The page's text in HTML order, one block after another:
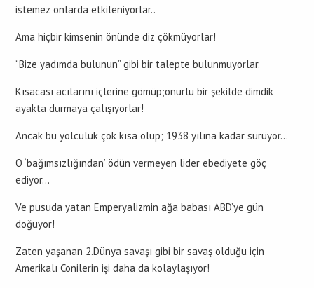
istemez onlarda etkileniyorlar..
Ama hiçbir kimsenin önünde diz çökmüyorlar!
“Bize yadımda bulunun” gibi bir talepte bulunmuyorlar.
Kısacası acılarını içlerine gömüp;onurlu bir şekilde dimdik
ayakta durmaya çalışıyorlar!
Ancak bu yolculuk çok kısa olup; 1938 yılına kadar sürüyor…
O ‘bağımsızlığından’ ödün vermeyen lider ebediyete göç
ediyor…
Ve pusuda yatan Emperyalizmin ağa babası ABD’ye gün
doğuyor!
Zaten yaşanan 2.Dünya savaşı gibi bir savaş olduğu için
Amerikalı Conilerin işi daha da kolaylaşıyor!